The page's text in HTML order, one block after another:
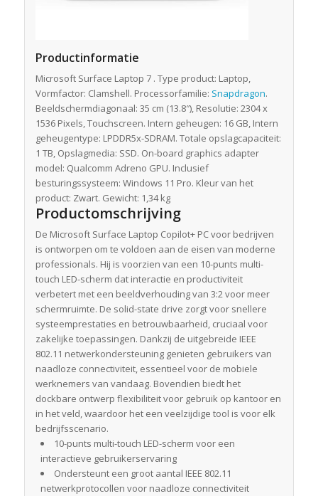
Productinformatie
Microsoft Surface Laptop 7 . Type product: Laptop,
Vormfactor: Clamshell. Processorfamilie: Snapdragon.
Beeldschermdiagonaal: 35 cm (13.8″), Resolutie: 2304 x
1536 Pixels, Touchscreen. Intern geheugen: 16 GB, Intern
geheugentype: LPDDR5x-SDRAM. Totale opslagcapaciteit:
1 TB, Opslagmedia: SSD. On-board graphics adapter
model: Qualcomm Adreno GPU. Inclusief
besturingssysteem: Windows 11 Pro. Kleur van het
product: Zwart. Gewicht: 1,34 kg
Productomschrijving
De Microsoft Surface Laptop Copilot+ PC voor bedrijven
is ontworpen om te voldoen aan de eisen van moderne
professionals. Hij is voorzien van een 10-punts multi-
touch LED-scherm dat interactie en productiviteit
verbetert met een beeldverhouding van 3:2 voor meer
schermruimte. De solid-state drive zorgt voor snellere
systeemprestaties en betrouwbaarheid, cruciaal voor
zakelijke toepassingen. Dankzij de uitgebreide IEEE
802.11 netwerkondersteuning genieten gebruikers van
naadloze connectiviteit, essentieel voor de mobiele
werknemers van vandaag. Bovendien biedt het
dockbare ontwerp flexibiliteit voor gebruik op kantoor en
in het veld, waardoor het een veelzijdige tool is voor elk
bedrijfsscenario.
10-punts multi-touch LED-scherm voor een
interactieve gebruikerservaring
Ondersteunt een groot aantal IEEE 802.11
netwerkprotocollen voor naadloze connectiviteit